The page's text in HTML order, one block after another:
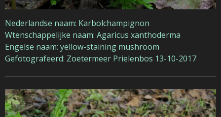
Nederlandse naam: Karbolchampignon
Wtenschappelijke naam: Agaricus xanthoderma
Engelse naam: yellow-staining mushroom
Gefotografeerd: Zoetermeer Prielenbos 13-10-2017